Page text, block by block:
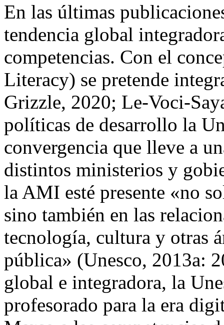
En las últimas
tendencia global
competencias. Con el
Literacy) se pretende
Grizzle, 2020; Le-Voci-
políticas de desarrollo la
convergencia que lleve a
distintos ministerios y
la AMI esté presente «no
sino también en las
tecnología, cultura y otras
pública» (Unesco, 2013a:
global e integradora, la
profesorado para la era